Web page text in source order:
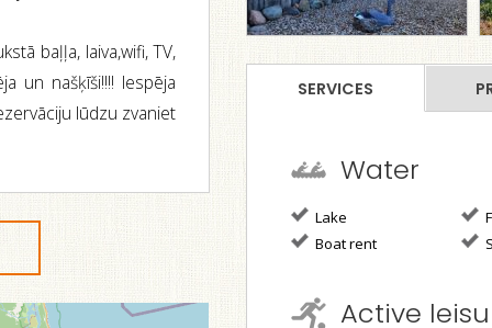
baļļa, laiva,wifi, TV,
un našķīši!!!! Iespēja
lūdzu zvaniet
SERVICES
Water
Lake
Boat rent
Active